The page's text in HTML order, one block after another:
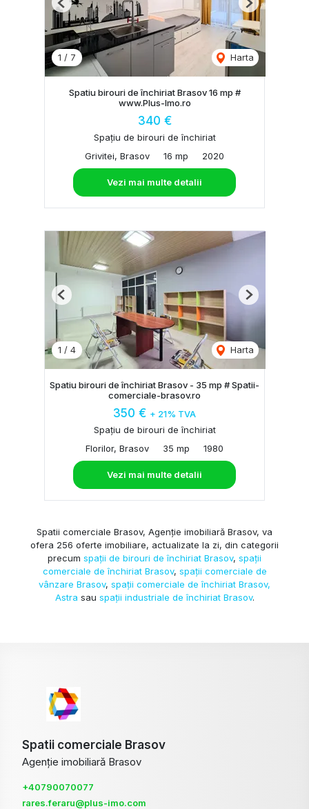
1 / 7 Harta
Previous Next
Spatiu birouri de închiriat Brasov 16 mp #
www.Plus-Imo.ro
340 €
Spațiu de birouri de închiriat
Grivitei, Brasov
16 mp 2020
Vezi mai multe detalii
1 / 4 Harta
Previous Next
Spatiu birouri de închiriat Brasov - 35 mp # Spatii-
comerciale-brasov.ro
350 € + 21% TVA
Spațiu de birouri de închiriat
Florilor, Brasov
35 mp 1980
Vezi mai multe detalii
Spatii comerciale Brasov, Agenție imobiliară Brasov, va
ofera 256 oferte imobiliare, actualizate la zi, din categorii
precum spații de birouri de închiriat Brasov, spații
comerciale de închiriat Brasov, spații comerciale de
vânzare Brasov, spații comerciale de închiriat Brasov,
Astra sau spații industriale de închiriat Brasov.
Spatii comerciale Brasov
Agenție imobiliară Brasov
+40790070077
rares.feraru@plus-imo.com